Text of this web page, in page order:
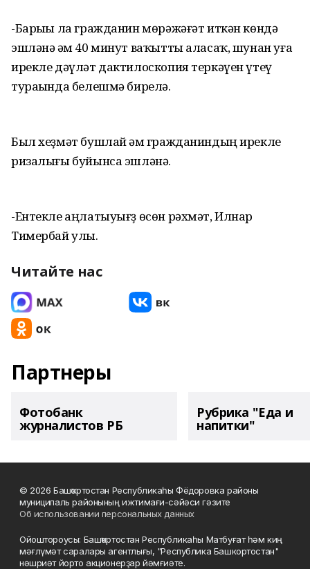
-Барыһы ла гражданин мөрәжәғәт иткән көндә
эшләнә һәм 40 минут ваҡытты аласаҡ, шунан уға
ирекле дәүләт дактилоскопия теркәүен үтеү
тураһында белешмә бирелә.
Был хеҙмәт бушлай һәм гражданиндың ирекле
ризалығы буйынса эшләнә.
-Ентекле аңлатыуығҙ өсөн рәхмәт, Илнар
Тимербай улы.
Читайте нас
Партнеры
Фотобанк
журналистов РБ
Рубрика "Еда и
напитки"
© 2026 Башҡортостан Республикаһы Фёдоровка районы
муниципаль районының ижтимағи-сәйәси гәзите
Об использовании персональных данных
Ойоштороусы: Башҡортостан Республикаһы Матбуғат һәм киң
мәғлүмәт саралары агентлығы, "Республика Башкортостан"
нәшриәт йорто акционерҙар йәмғиәте.